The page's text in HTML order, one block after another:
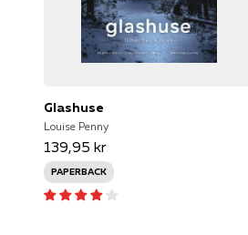
Glashuse
Louise Penny
139,95 kr
PAPERBACK